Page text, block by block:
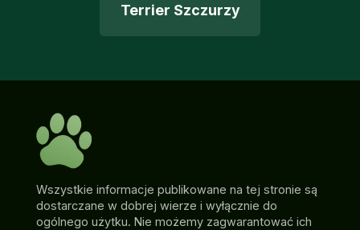
Terrier Szczurzy
Wszystkie informacje publikowane na tej stronie są
dostarczane w dobrej wierze i wyłącznie do
ogólnego użytku. Nie możemy zagwarantować ich